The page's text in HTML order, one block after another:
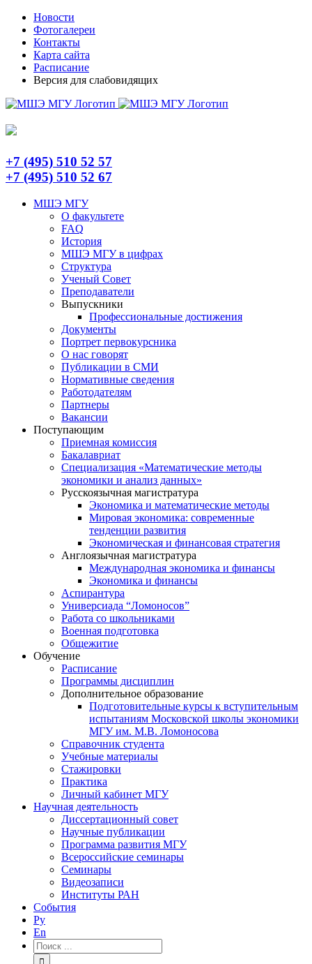
Skip
content
TelegramНовости
Фотогалереи
Контакты
Карта сайта
Расписание
Версия для слабовидящих
+7 (495) 510 52 57
+7 (495) 510 52 67
МШЭ МГУ
О факультете
FAQ
История
МШЭ МГУ в цифрах
Структура
Ученый Совет
Преподаватели
Выпускники
Профессиональные достижения
Документы
Портрет первокурсника
О нас говорят
Публикации в СМИ
Нормативные сведения
Работодателям
Партнеры
Вакансии
Поступающим
Приемная комиссия
Бакалавриат
Специализация «Математические методы
экономики и анализ данных»
Русскоязычная магистратура
Экономика и математические методы
Мировая экономика: современные
тенденции развития
Экономическая и финансовая стратегия
Англоязычная магистратура
Международная экономика и финансы
Экономика и финансы
Аспирантура
Универсиада “Ломоносов”
Работа со школьниками
Военная подготовка
Общежитие
Обучение
Расписание
Программы дисциплин
Дополнительное образование
Подготовительные курсы к вступительным
испытаниям Московской школы экономики
МГУ им. М.В. Ломоносова
Справочник студента
Учебные материалы
Стажировки
Практика
Личный кабинет МГУ
Научная деятельность
Диссертационный совет
Научные публикации
Программа развития МГУ
Всероссийские семинары
Семинары
Видеозаписи
Институты РАН
События
Ру
En
Результат
поиска: